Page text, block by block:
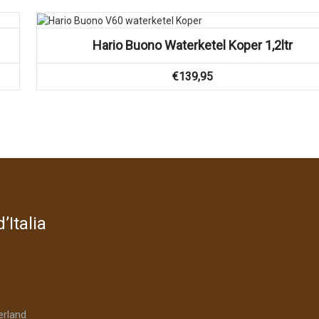
Hario Buono Waterketel Koper 1,2ltr
€139,95